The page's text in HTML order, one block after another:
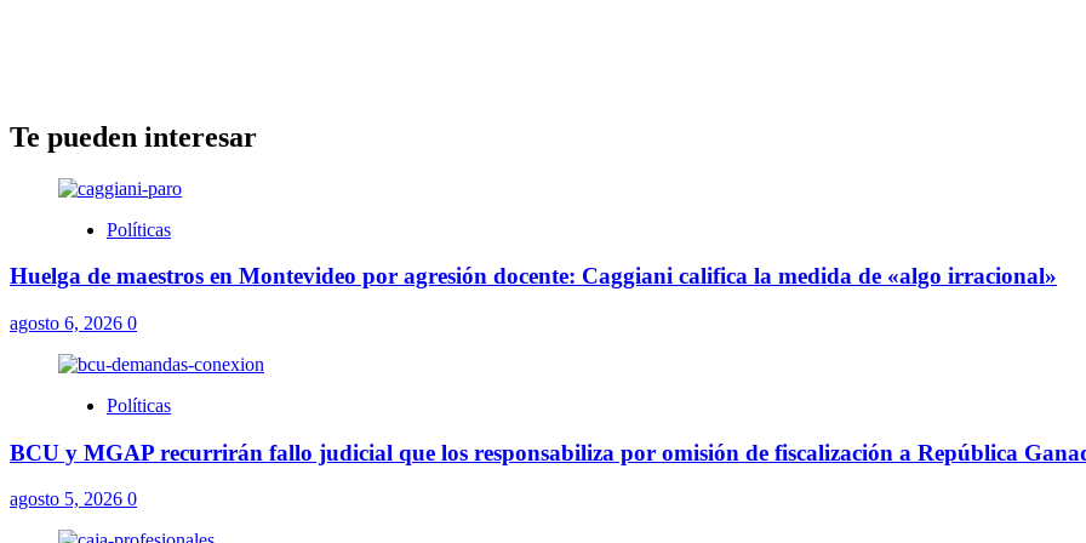
Te pueden interesar
Políticas
Huelga de maestros en Montevideo por agresión docente: Caggiani califica la medida de «algo irracional»
agosto 6, 2026 0
Políticas
BCU y MGAP recurrirán fallo judicial que los responsabiliza por omisión de fiscalización a República
agosto 5, 2026 0